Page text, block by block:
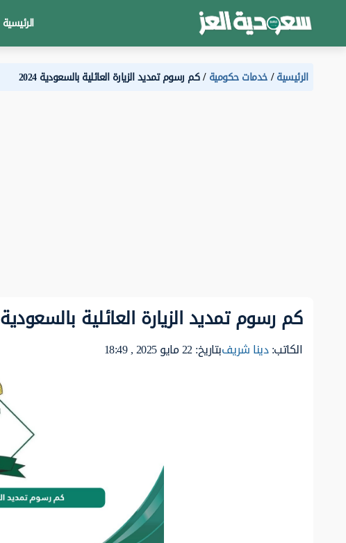
الرئيسية
الرئيسية خدمات حكومية كم رسوم تمديد الزيارة العائلية بالسعودية 2024
كم رسوم تمديد الزيارة العائلية بالسعودية 2024
الكاتب:دينا شريفبتاريخ: 22 مايو 2025 , 18:49